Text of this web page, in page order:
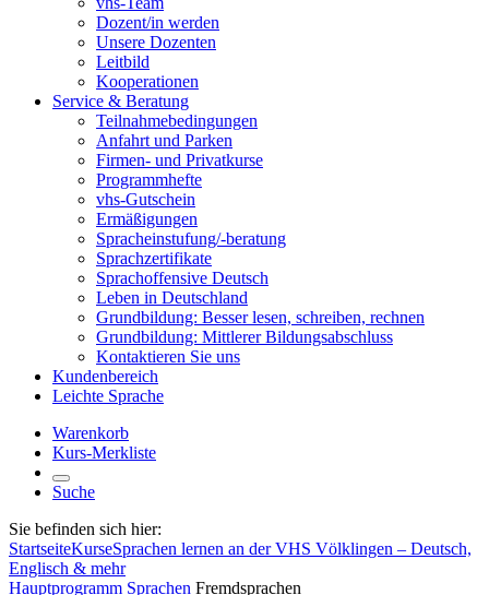
Dozent/in werden
Unsere Dozenten
Leitbild
Kooperationen
Service & Beratung
Teilnahmebedingungen
Anfahrt und Parken
Firmen- und Privatkurse
Programmhefte
vhs-Gutschein
Ermäßigungen
Spracheinstufung/-beratung
Sprachzertifikate
Sprachoffensive Deutsch
Leben in Deutschland
Grundbildung: Besser lesen, schreiben, rechnen
Grundbildung: Mittlerer Bildungsabschluss
Kontaktieren Sie uns
Kundenbereich
Leichte Sprache
Warenkorb
Kurs-Merkliste
Suche
Sie befinden sich hier:
StartseiteKurseSprachen lernen an der VHS Völklingen – Deutsch,
Englisch & mehr
Hauptprogramm Sprachen Fremdsprachen